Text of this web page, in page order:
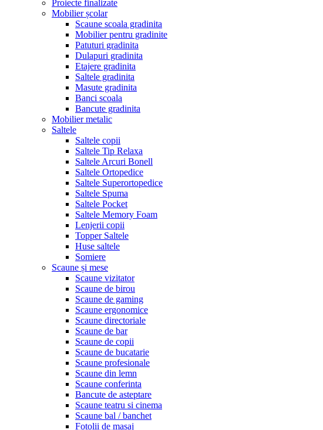
Proiecte finalizate
Mobilier școlar
Scaune scoala gradinita
Mobilier pentru gradinite
Patuturi gradinita
Dulapuri gradinita
Etajere gradinita
Saltele gradinita
Masute gradinita
Banci scoala
Bancute gradinita
Mobilier metalic
Saltele
Saltele copii
Saltele Tip Relaxa
Saltele Arcuri Bonell
Saltele Ortopedice
Saltele Superortopedice
Saltele Spuma
Saltele Pocket
Saltele Memory Foam
Lenjerii copii
Topper Saltele
Huse saltele
Somiere
Scaune și mese
Scaune vizitator
Scaune de birou
Scaune de gaming
Scaune ergonomice
Scaune directoriale
Scaune de bar
Scaune de copii
Scaune de bucatarie
Scaune profesionale
Scaune din lemn
Scaune conferinta
Bancute de asteptare
Scaune teatru si cinema
Scaune bal / banchet
Fotolii de masaj